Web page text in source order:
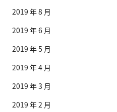
2019 年 8 月
2019 年 6 月
2019 年 5 月
2019 年 4 月
2019 年 3 月
2019 年 2 月